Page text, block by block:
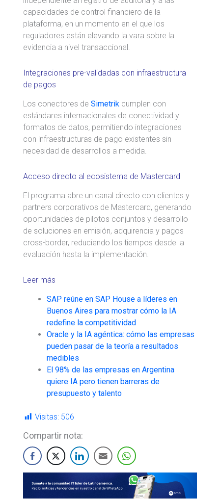
capacidades de control financiero de la
plataforma, en un momento en el que los
reguladores están elevando la vara sobre la
evidencia a nivel transaccional.
Integraciones pre-validadas con infraestructura
de pagos
Los conectores deSimetrik cumplen con
estándares internacionales de conectividad y
formatos de datos, permitiendo integraciones
con infraestructuras de pago existentes sin
necesidad de desarrollos a medida.
Acceso directo al ecosistema de Mastercard
El programa abre un canal directo con clientes y
partners corporativos de Mastercard, generando
oportunidades de pilotos conjuntos y desarrollo
de soluciones en emisión, adquirencia y pagos
cross-border, reduciendo los tiempos desde la
evaluación hasta la implementación.
Leer más
SAP reúne en SAP House a líderes en
Buenos Aires para mostrar cómo la IA
redefine la competitividad
Oracle y la IA agéntica: cómo las empresas
pueden pasar de la teoría a resultados
medibles
El 98% de las empresas en Argentina
quiere IA pero tienen barreras de
presupuesto y talento
Visitas: 506
Compartir nota: